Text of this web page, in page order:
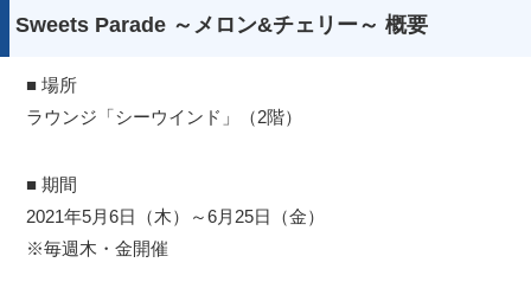
Sweets Parade ～メロン&チェリー～ 概要
■ 場所
ラウンジ「シーウインド」（2階）
■ 期間
2021年5月6日（木）～6月25日（金）
※毎週木・金開催